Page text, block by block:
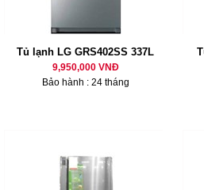
Tủ lạnh LG GRS402SS 337L
9,950,000 VNĐ
Bảo hành : 24 tháng